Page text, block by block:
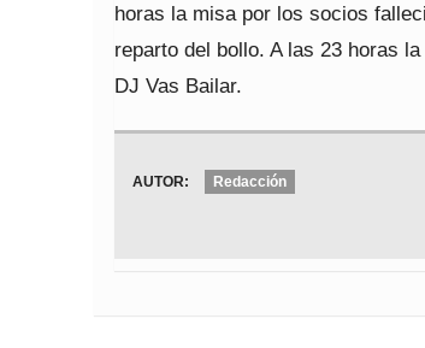
horas la misa por los socios
reparto del bollo. A las 23 horas
DJ Vas Bailar.
AUTOR: Redacción